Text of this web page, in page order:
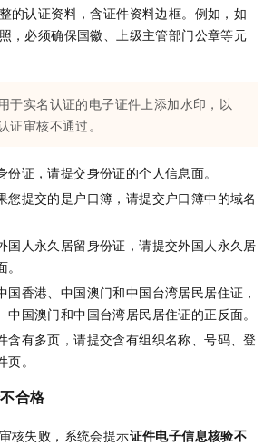
的认证资料，含证件资料边框。例如，如
，必须确保国徽、上级主管部门公章等元
于实名认证的电子证件上添加水印，以
证审核不通过。
份证，请提交身份证的个人信息面。
您提交的是户口簿，请提交户口簿中的域名
国人永久居留身份证，请提交外国人永久居
国香港、中国澳门和中国台湾居民居住证，
中国澳门和中国台湾居民居住证的正反面。
含有多页，请提交含有组织名称、号码、登
。
合格
核失败，系统会提示证件电子信息核验不